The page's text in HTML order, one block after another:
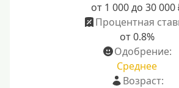
от 1 000 до 30 000
Процентная
от 0.8%
Одобрение:
Среднее
Возраст: